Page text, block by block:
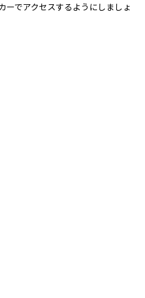
ーでアクセスするようにしましょ